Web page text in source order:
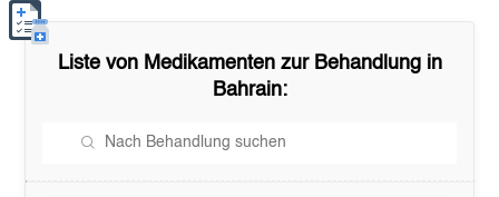
Liste von Medikamenten zur Behandlung in
Bahrain: